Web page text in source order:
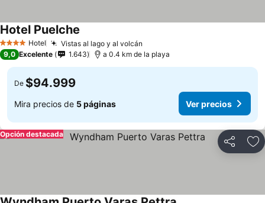
4 EstrellasHotel Vistas al lago y al volcán
Hotel Puelche
9,0 Excelente 1.643 a 0.4 km de la playa
De $94.999
Mira precios de 5 páginas Ver precios
Compartir
Opción destacada